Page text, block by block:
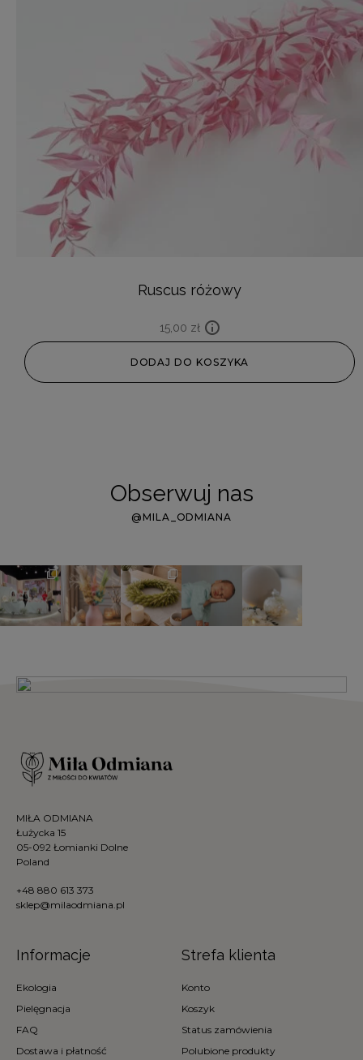
Ruscus różowy
15,00 zł
DODAJ DO KOSZYKA
Obserwuj nas
@MILA_ODMIANA
MIŁA ODMIANA
Łużycka 15
05-092 Łomianki Dolne
Poland
+48 880 613 373
sklep@milaodmiana.pl
Informacje
Ekologia
Pielęgnacja
FAQ
Dostawa i płatność
Strefa klienta
Konto
Koszyk
Status zamówienia
Polubione produkty